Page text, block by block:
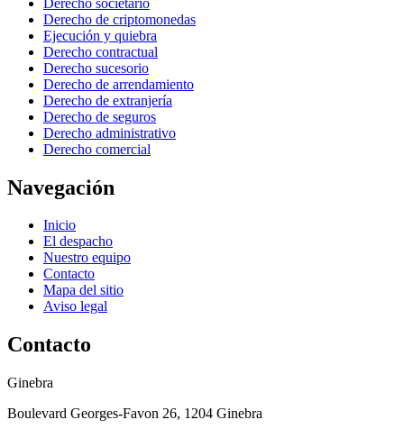
Derecho de criptomonedas
Ejecución y quiebra
Derecho contractual
Derecho sucesorio
Derecho de arrendamiento
Derecho de extranjería
Derecho de seguros
Derecho administrativo
Derecho comercial
Navegación
Inicio
El despacho
Nuestro equipo
Contacto
Mapa del sitio
Aviso legal
Contacto
Ginebra
Boulevard Georges-Favon 26, 1204 Ginebra